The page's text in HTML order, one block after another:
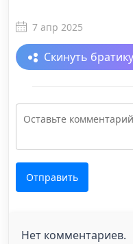
7 апр 2025
Скинуть братику
Отправить
Нет комментариев.